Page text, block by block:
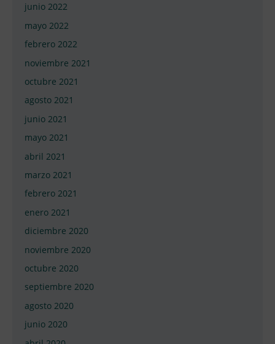
junio 2022
mayo 2022
febrero 2022
noviembre 2021
octubre 2021
agosto 2021
junio 2021
mayo 2021
abril 2021
marzo 2021
febrero 2021
enero 2021
diciembre 2020
noviembre 2020
octubre 2020
septiembre 2020
agosto 2020
junio 2020